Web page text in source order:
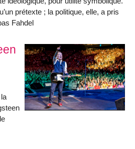
prétexte ; la politique, elle, a pris
Fahdel